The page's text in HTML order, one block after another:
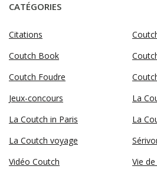
CATÉGORIES
Citations
Coutch Book
Coutch Foudre
Jeux-concours
La
La Coutch in Paris
La
La Coutch voyage
Vidéo Coutch
Vie